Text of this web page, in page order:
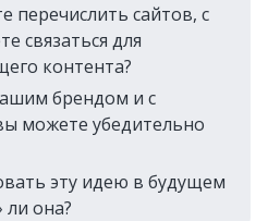
перечислить сайтов, с
связаться для
контента?
брендом и с
можете убедительно
эту идею в будущем
ли она?